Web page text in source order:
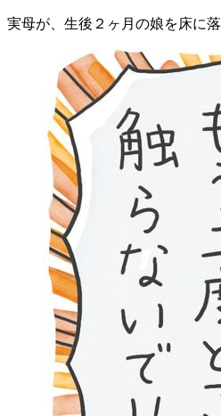
実母が、生後２ヶ月の娘を床に